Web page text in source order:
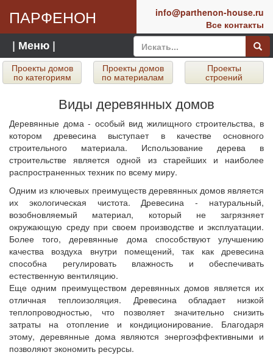
ПАРФЕНОН
info@parthenon-house.ru
Все контакты
| Меню |
Проекты домов
по категориям
Проекты домов
по материалам
Проекты
строений
Виды деревянных домов
Деревянные дома - особый вид жилищного строительства, в
котором древесина выступает в качестве основного
строительного материала. Использование дерева в
строительстве является одной из старейших и наиболее
распространенных техник по всему миру.
Одним из ключевых преимуществ деревянных домов является
их экологическая чистота. Древесина - натуральный,
возобновляемый материал, который не загрязняет
окружающую среду при своем производстве и эксплуатации.
Более того, деревянные дома способствуют улучшению
качества воздуха внутри помещений, так как древесина
способна регулировать влажность и обеспечивать
естественную вентиляцию.
Еще одним преимуществом деревянных домов является их
отличная теплоизоляция. Древесина обладает низкой
теплопроводностью, что позволяет значительно снизить
затраты на отопление и кондиционирование. Благодаря
этому, деревянные дома являются энергоэффективными и
позволяют экономить ресурсы.